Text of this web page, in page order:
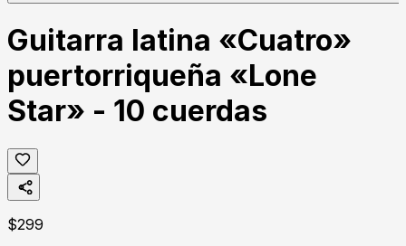
Guitarra latina «Cuatro»
puertorriqueña «Lone
Star» - 10 cuerdas
$299